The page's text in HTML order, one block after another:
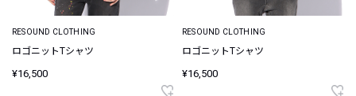
RESOUND CLOTHING
ロゴニットTシャツ
¥16,500
RESOUND CLOTHING
ロゴニットTシャツ
¥16,500